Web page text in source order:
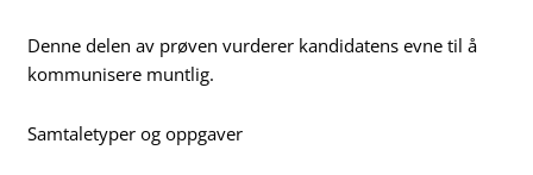
Denne delen av prøven vurderer kandidatens evne til å
kommunisere muntlig.
Samtaletyper og oppgaver